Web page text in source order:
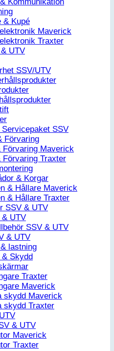
Kommunikation
& Kupé
Maverick
Traxter
UTV
SSV/UTV
SSV
Förvaring
Förvaring Maverick
Förvaring Traxter
& Korgar
& Hållare Maverick
& Hållare Traxter
SSV & UTV
& UTV
SSV & UTV
& UTV
lastning
Skydd
Traxter
Maverick
skydd Maverick
skydd Traxter
& UTV
Maverick
Traxter